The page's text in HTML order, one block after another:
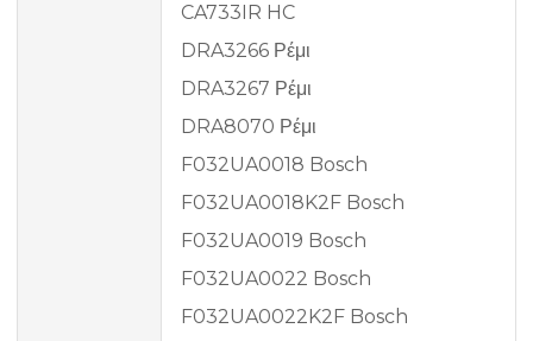
CA733IR HC
DRA3266 Ρέμι
DRA3267 Ρέμι
DRA8070 Ρέμι
F032UA0018 Bosch
F032UA0018K2F Bosch
F032UA0019 Bosch
F032UA0022 Bosch
F032UA0022K2F Bosch